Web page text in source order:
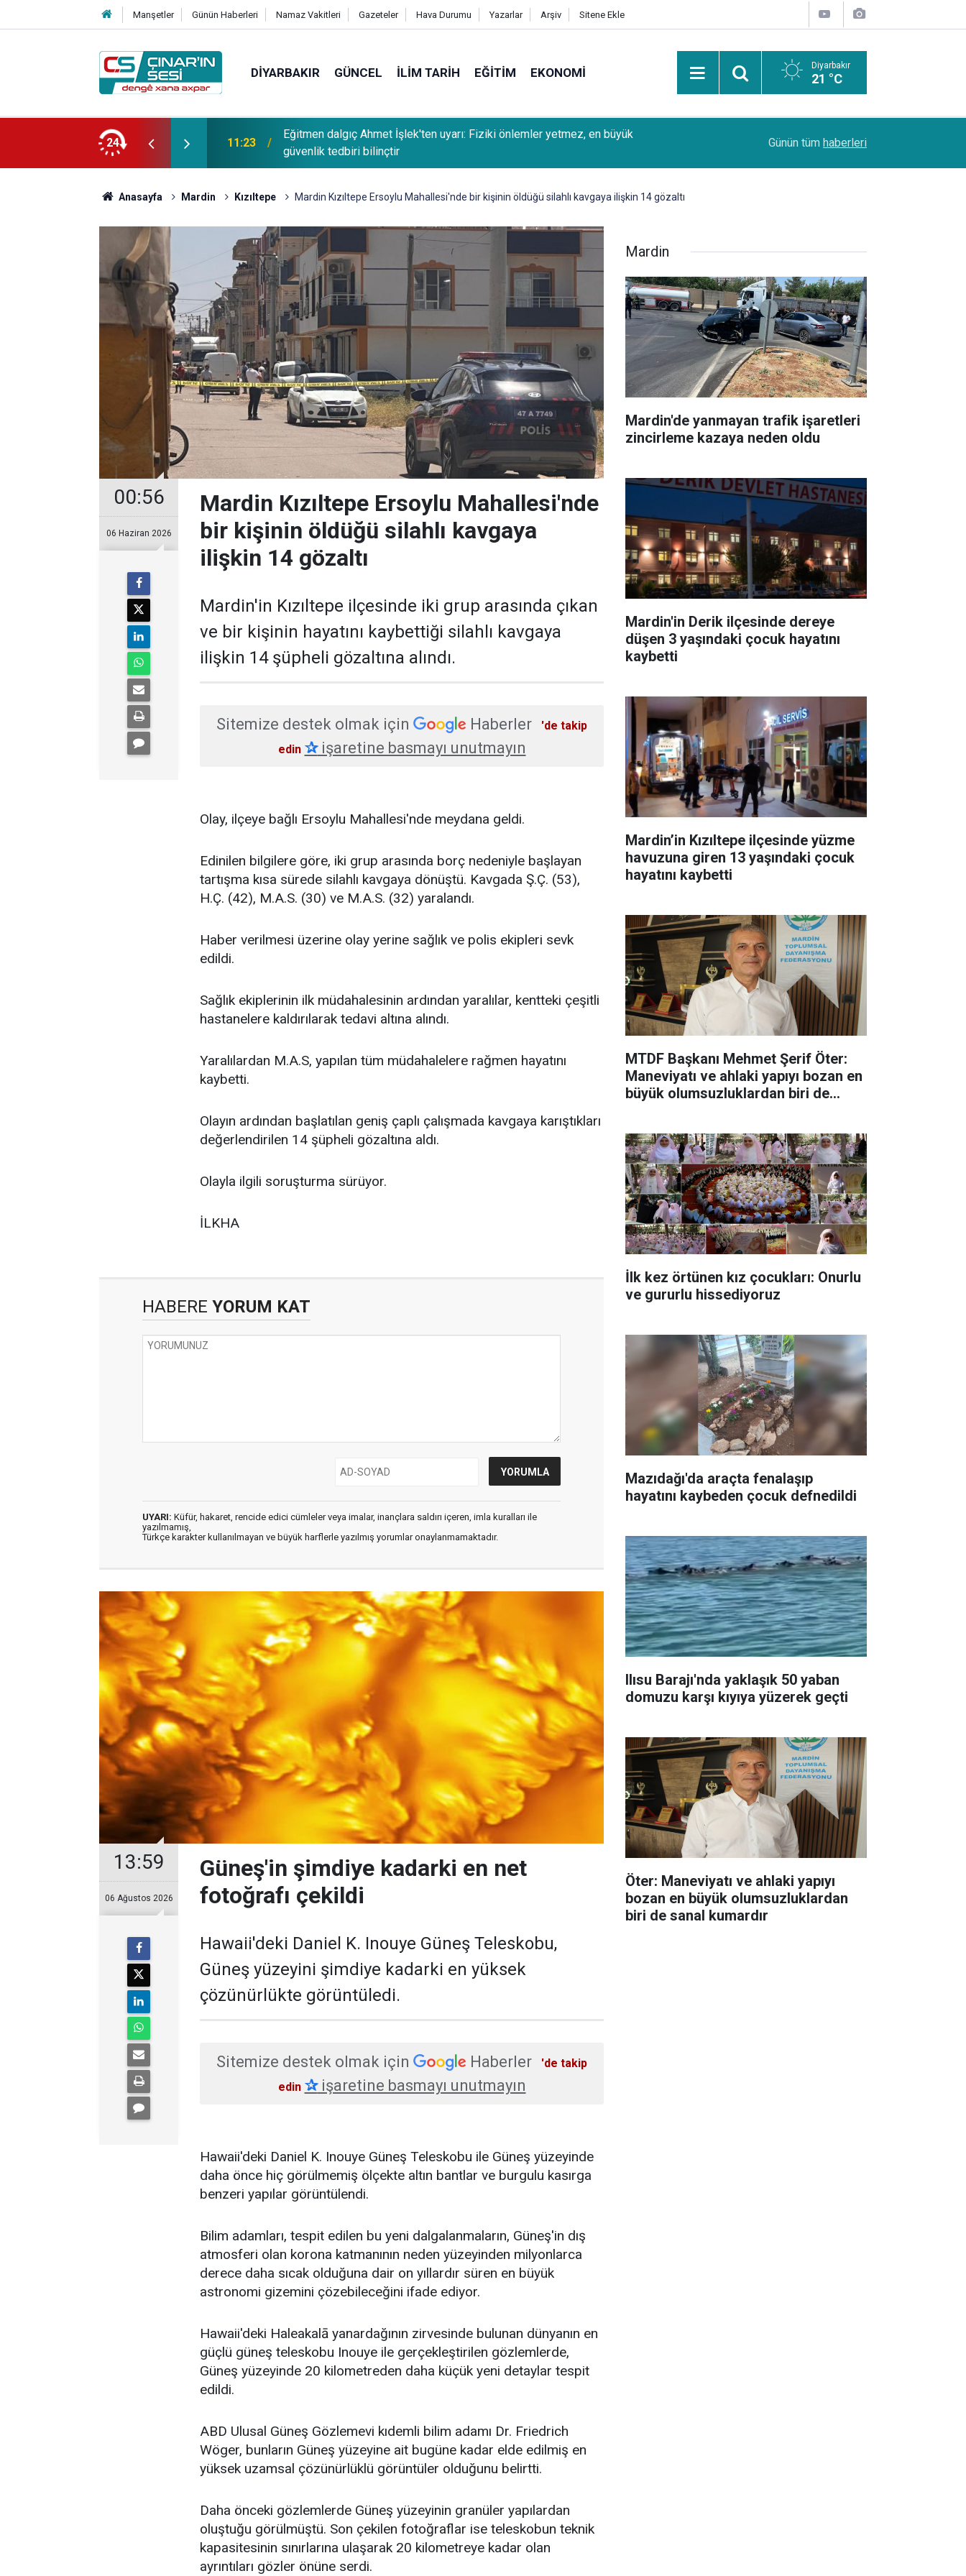
Manşetler Günün Haberleri Namaz Vakitleri Gazeteler Hava Durumu Yazarlar Arşiv Sitene Ekle
DIYARBAKIR GÜNCEL İLIM TARIH EĞITIM EKONOMI Diyarbakır
21 °C
24
Fiziki önlemler yetmez, en büyük
11:20
Avukat Sait Güneş: Arabuluculuk, uyuşmazlıkların mahkemeye taşınmadan
çözümünü sağlıyor
Oto galericileri: İkinci el piyasası neredeyse
Günün tüm haberleri
Anasayfa Mardin Kızıltepe Mardin Kızıltepe Ersoylu Mahallesi'nde bir kişinin öldüğü silahlı kavgaya ilişkin 14 gözaltı
00:56
06 Haziran 2026
Mardin Kızıltepe Ersoylu Mahallesi'nde
bir kişinin öldüğü silahlı kavgaya
ilişkin 14 gözaltı
Mardin'in Kızıltepe ilçesinde iki grup arasında çıkan
ve bir kişinin hayatını kaybettiği silahlı kavgaya
ilişkin 14 şüpheli gözaltına alındı.
Sitemize destek olmak için Haberler
'de takip
edin ✰işaretine basmayı unutmayın
Olay, ilçeye bağlı Ersoylu Mahallesi'nde meydana geldi.
Edinilen bilgilere göre, iki grup arasında borç nedeniyle başlayan
tartışma kısa sürede silahlı kavgaya dönüştü. Kavgada Ş.Ç. (53),
H.Ç. (42), M.A.S. (30) ve M.A.S. (32) yaralandı.
Haber verilmesi üzerine olay yerine sağlık ve polis ekipleri sevk
edildi.
Sağlık ekiplerinin ilk müdahalesinin ardından yaralılar, kentteki çeşitli
hastanelere kaldırılarak tedavi altına alındı.
Yaralılardan M.A.S, yapılan tüm müdahalelere rağmen hayatını
kaybetti.
Olayın ardından başlatılan geniş çaplı çalışmada kavgaya karıştıkları
değerlendirilen 14 şüpheli gözaltına aldı.
Olayla ilgili soruşturma sürüyor.
İLKHA
HABERE YORUM KAT
UYARI: Küfür, hakaret, rencide edici cümleler veya imalar, inançlara saldırı içeren, imla kuralları ile
yazılmamış,
Türkçe karakter kullanılmayan ve büyük harflerle yazılmış yorumlar onaylanmamaktadır.
13:59
06 Ağustos 2026
Güneş'in şimdiye kadarki en net
fotoğrafı çekildi
Hawaii'deki Daniel K. Inouye Güneş Teleskobu,
Güneş yüzeyini şimdiye kadarki en yüksek
çözünürlükte görüntüledi.
Sitemize destek olmak için Haberler
'de takip
edin ✰işaretine basmayı unutmayın
Hawaii'deki Daniel K. Inouye Güneş Teleskobu ile Güneş yüzeyinde
daha önce hiç görülmemiş ölçekte altın bantlar ve burgulu kasırga
benzeri yapılar görüntülendi.
Bilim adamları, tespit edilen bu yeni dalgalanmaların, Güneş'in dış
atmosferi olan korona katmanının neden yüzeyinden milyonlarca
derece daha sıcak olduğuna dair on yıllardır süren en büyük
astronomi gizemini çözebileceğini ifade ediyor.
Hawaii'deki Haleakalā yanardağının zirvesinde bulunan dünyanın en
güçlü güneş teleskobu Inouye ile gerçekleştirilen gözlemlerde,
Güneş yüzeyinde 20 kilometreden daha küçük yeni detaylar tespit
edildi.
ABD Ulusal Güneş Gözlemevi kıdemli bilim adamı Dr. Friedrich
Wöger, bunların Güneş yüzeyine ait bugüne kadar elde edilmiş en
yüksek uzamsal çözünürlüklü görüntüler olduğunu belirtti.
Daha önceki gözlemlerde Güneş yüzeyinin granüler yapılardan
oluştuğu görülmüştü. Son çekilen fotoğraflar ise teleskobun teknik
kapasitesinin sınırlarına ulaşarak 20 kilometreye kadar olan
ayrıntıları gözler önüne serdi.
Mardin
Mardin'de yanmayan trafik işaretleri
zincirleme kazaya neden oldu
Mardin'in Derik ilçesinde dereye
düşen 3 yaşındaki çocuk hayatını
kaybetti
Mardin’in Kızıltepe ilçesinde yüzme
havuzuna giren 13 yaşındaki çocuk
hayatını kaybetti
MTDF Başkanı Mehmet Şerif Öter:
Maneviyatı ve ahlaki yapıyı bozan en
büyük olumsuzluklardan biri de
İlk kez örtünen kız çocukları: Onurlu
ve gururlu hissediyoruz
Mazıdağı'da araçta fenalaşıp
hayatını kaybeden çocuk defnedildi
Ilısu Barajı'nda yaklaşık 50 yaban
domuzu karşı kıyıya yüzerek geçti
Öter: Maneviyatı ve ahlaki yapıyı
bozan en büyük olumsuzluklardan
biri de sanal kumardır